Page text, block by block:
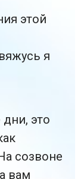
этой
я
это
созвоне
вам